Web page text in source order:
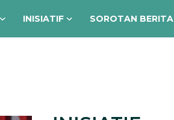
INISIATIF SOROTAN BERITA